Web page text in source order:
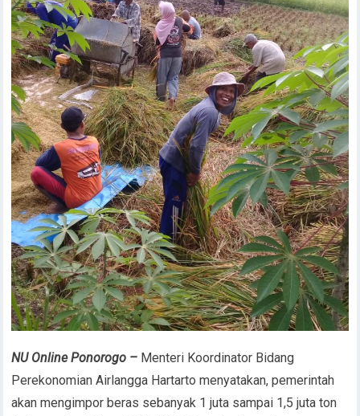
NU Online Ponorogo – Menteri Koordinator Bidang
Perekonomian Airlangga Hartarto menyatakan, pemerintah
akan mengimpor beras sebanyak 1 juta sampai 1,5 juta ton